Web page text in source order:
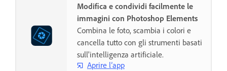
Modifica e condividi facilmente le
immagini con Photoshop Elements
Combina le foto, scambia i colori e
cancella tutto con gli strumenti basati
sull'intelligenza artificiale.
Aprire l’app